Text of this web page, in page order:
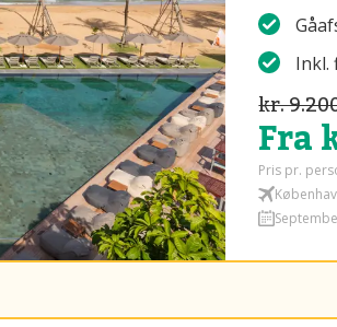
Inkl.
kr.
Fra
Pris pr.